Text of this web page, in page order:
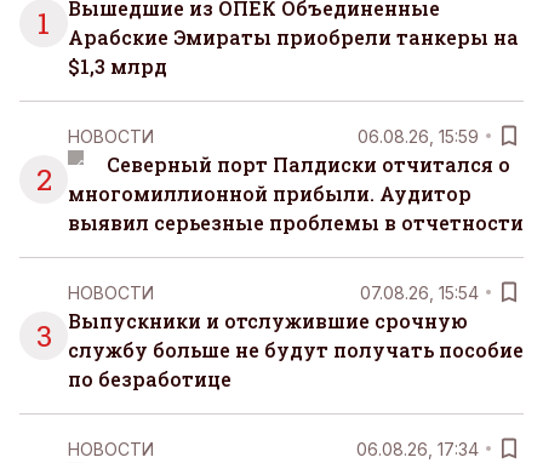
1
Вышедшие из ОПЕК Объединенные
Арабские Эмираты приобрели танкеры на
$1,3 млрд
2
НОВОСТИ 06.08.26, 15:59
Северный порт Палдиски отчитался о
многомиллионной прибыли. Аудитор
выявил серьезные проблемы в отчетности
3
НОВОСТИ 07.08.26, 15:54
Выпускники и отслужившие срочную
службу больше не будут получать пособие
по безработице
НОВОСТИ 06.08.26, 17:34